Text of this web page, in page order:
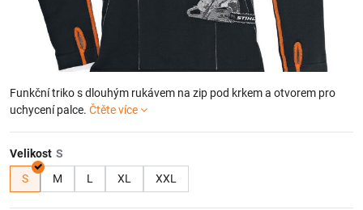
Funkční triko s dlouhým rukávem na zip pod krkem a otvorem pro
uchycení palce. Čtěte více
Velikost
S
M L XL XXL